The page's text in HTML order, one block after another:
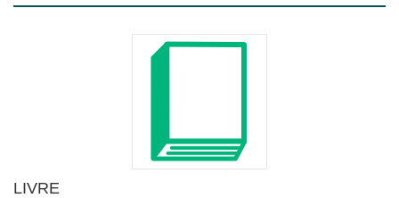
LIVRE